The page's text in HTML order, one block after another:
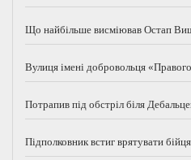
Що найбільше висміював Остап
Вулиця імені добровольця
Потрапив під обстріл біля
Підполковник встиг врятувати бійця